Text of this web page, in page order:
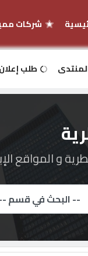
شركات
طلب إعلان
و المواقع